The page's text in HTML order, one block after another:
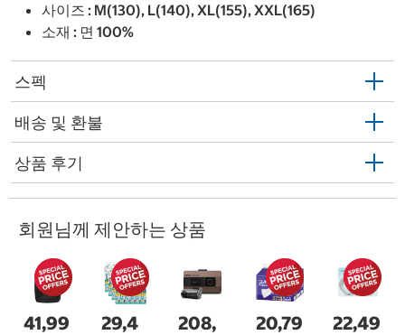
사이즈 : M(130), L(140), XL(155), XXL(165)
소재 : 면 100%
스펙
배송 및 환불
상품 후기
회원님께 제안하는 상품
41,99
29,4
208,
20,79
22,49